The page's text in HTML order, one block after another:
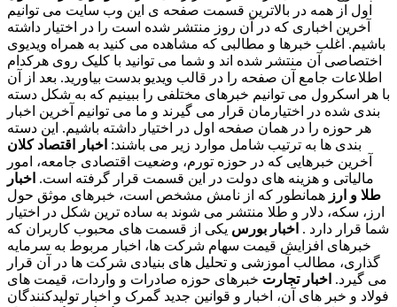
اول از همه در بالاترین قسمت صفحه ی این وب سایت می توانیم
آخرین اخباری که در آن روز منتشر شده است را در اختیار داشته
باشیم. اغلب خبرها و مطالبی که مشاهده می کنید به همراه ویدیوی
اختصاصی آن منتشر شده اند و شما می توانید با کلیک روی هرکدام
اطلاعات جامع آن صفحه را در قالب ویدیو بدست بیاورید. بعد از آن
با هر اسکرول می توانیم خبرهای مختلفی را ببینیم که به شکل دسته
بندی شده در اختیارمان قرار می گیرند و ما می توانیم آخرین اخبار
هر حوزه را در همان صفحه اول در اختیار داشته باشیم. این دسته
بندی ها به ترتیب شامل موارد زیر می باشند: اخبار اقتصاد کلان
آخرین خبرهایی که در حوزه تورم، وضعیت اقتصادی جامعه، امور
مالیاتی و هزینه های دولت در این قسمت قرار گرفته است. اخبار
طلا و ارز همانطور که از نامش مشخص است، خبرهای موثق حول
ارز، سکه، دلار و طلا منتشر می شوند به ساده ترین شکل در اختیار
شما قرار دارد . اخبار بورس یکی از قسمت های محبوب کاربران که
خبرهای افزایش قیمت سهام شرکت ها، اخبار مربوط به سرمایه
گذاری، مطالب آموزشی و تحلیل های بنیادی شرکت ها در آن قرار
می گیرد. اخبار تجارت خبرهای حوزه صادرات و واردات، قیمت های
فولاد و خبر های آن، اخبار و قوانین جدید گمرک و اخبار تولیدکنندگان